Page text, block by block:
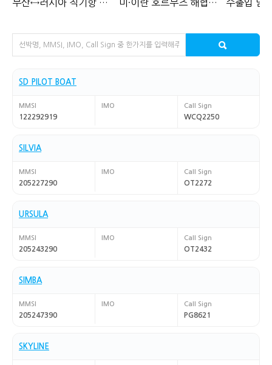
부산↔러시아 직기항 서비스 보기 미·이란 호르무즈 해협 개방 합의에도, 물류 적체는 수개월 더 지속된다
SD PILOT BOAT
MMSI
122292919
IMO Call Sign
WCQ2250
SILVIA
MMSI
205227290
IMO Call Sign
OT2272
URSULA
MMSI
205243290
IMO Call Sign
OT2432
SIMBA
MMSI
205247390
IMO Call Sign
PG8621
SKYLINE